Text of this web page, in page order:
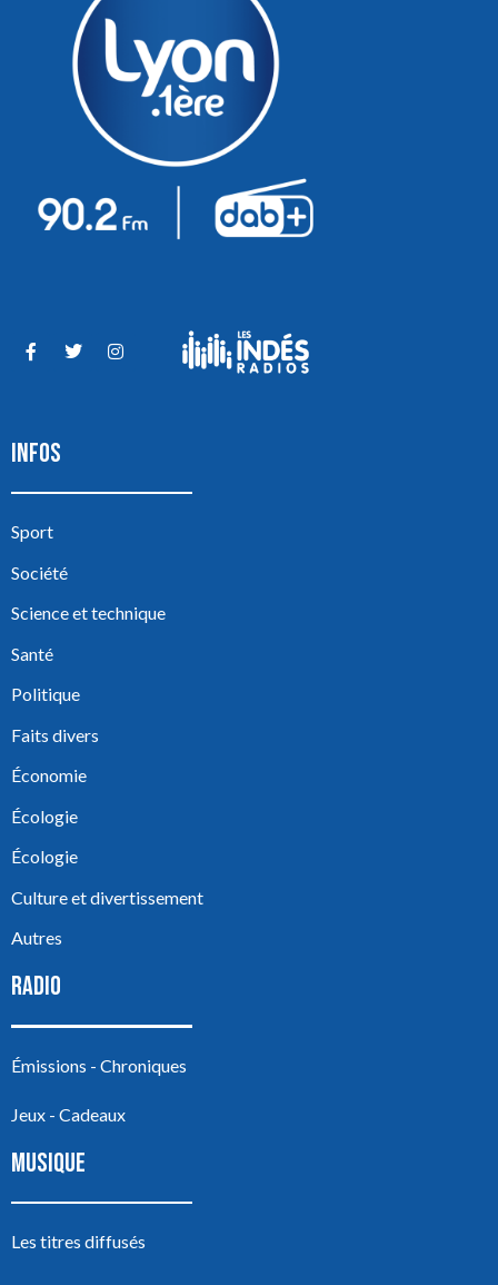
INFOS
Sport
Société
Science et technique
Santé
Politique
Faits divers
Économie
Écologie
Écologie
Culture et divertissement
Autres
RADIO
Émissions - Chroniques
Jeux - Cadeaux
MUSIQUE
Les titres diffusés